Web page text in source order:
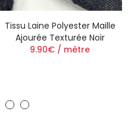
Tissu Laine Polyester Maille
Ajourée Texturée Noir
9.90€ / mètre